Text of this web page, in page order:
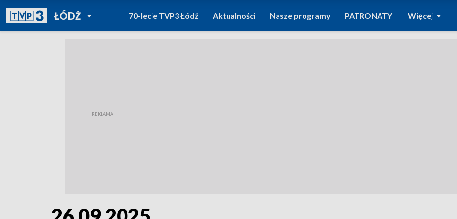
ŁÓDŹPOWRÓT DO
TVP REGIONY
70-lecie TVP3 Łódź Aktualności Nasze programy PATRONATY Więcej